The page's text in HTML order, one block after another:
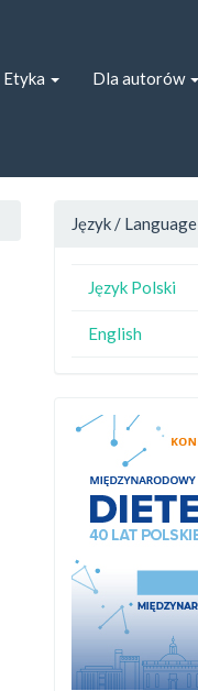
Etyka Dla autorów
Język / Language
Język Polski
English